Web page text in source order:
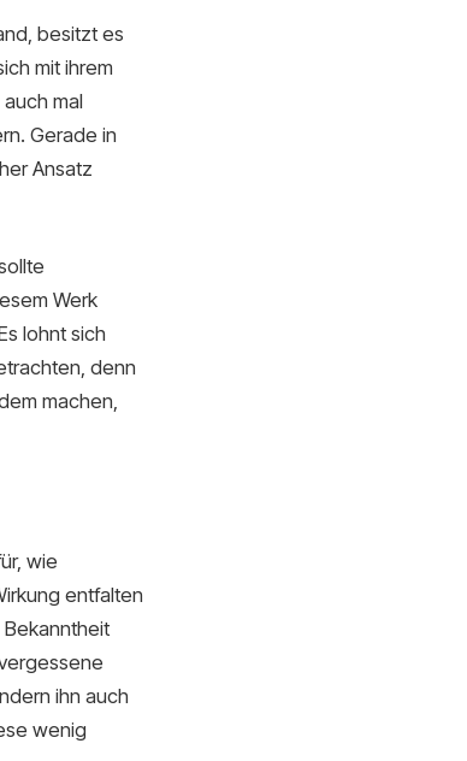
besitzt es
mit ihrem
mal
Gerade in
Ansatz
Werk
lohnt sich
denn
machen,
wie
entfalten
ihn auch
wenig